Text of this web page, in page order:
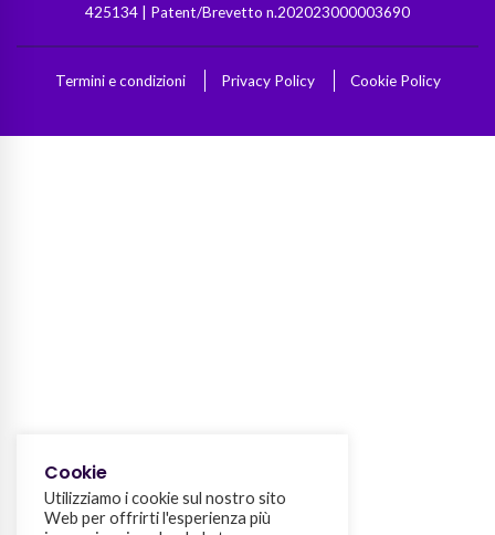
425134 | Patent/Brevetto n.202023000003690
Termini e condizioni Privacy Policy Cookie Policy
Cookie
Utilizziamo i cookie sul nostro sito
Web per offrirti l'esperienza più